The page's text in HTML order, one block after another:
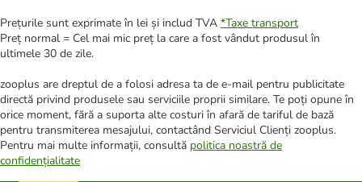
Prețurile sunt exprimate în lei și includ TVA *Taxe transport
Preț normal = Cel mai mic preț la care a fost vândut produsul în
ultimele 30 de zile.
zooplus are dreptul de a folosi adresa ta de e-mail pentru publicitate
directă privind produsele sau serviciile proprii similare. Te poți opune în
orice moment, fără a suporta alte costuri în afară de tariful de bază
pentru transmiterea mesajului, contactând Serviciul Clienți zooplus.
Pentru mai multe informații, consultă politica noastră de
confidențialitate